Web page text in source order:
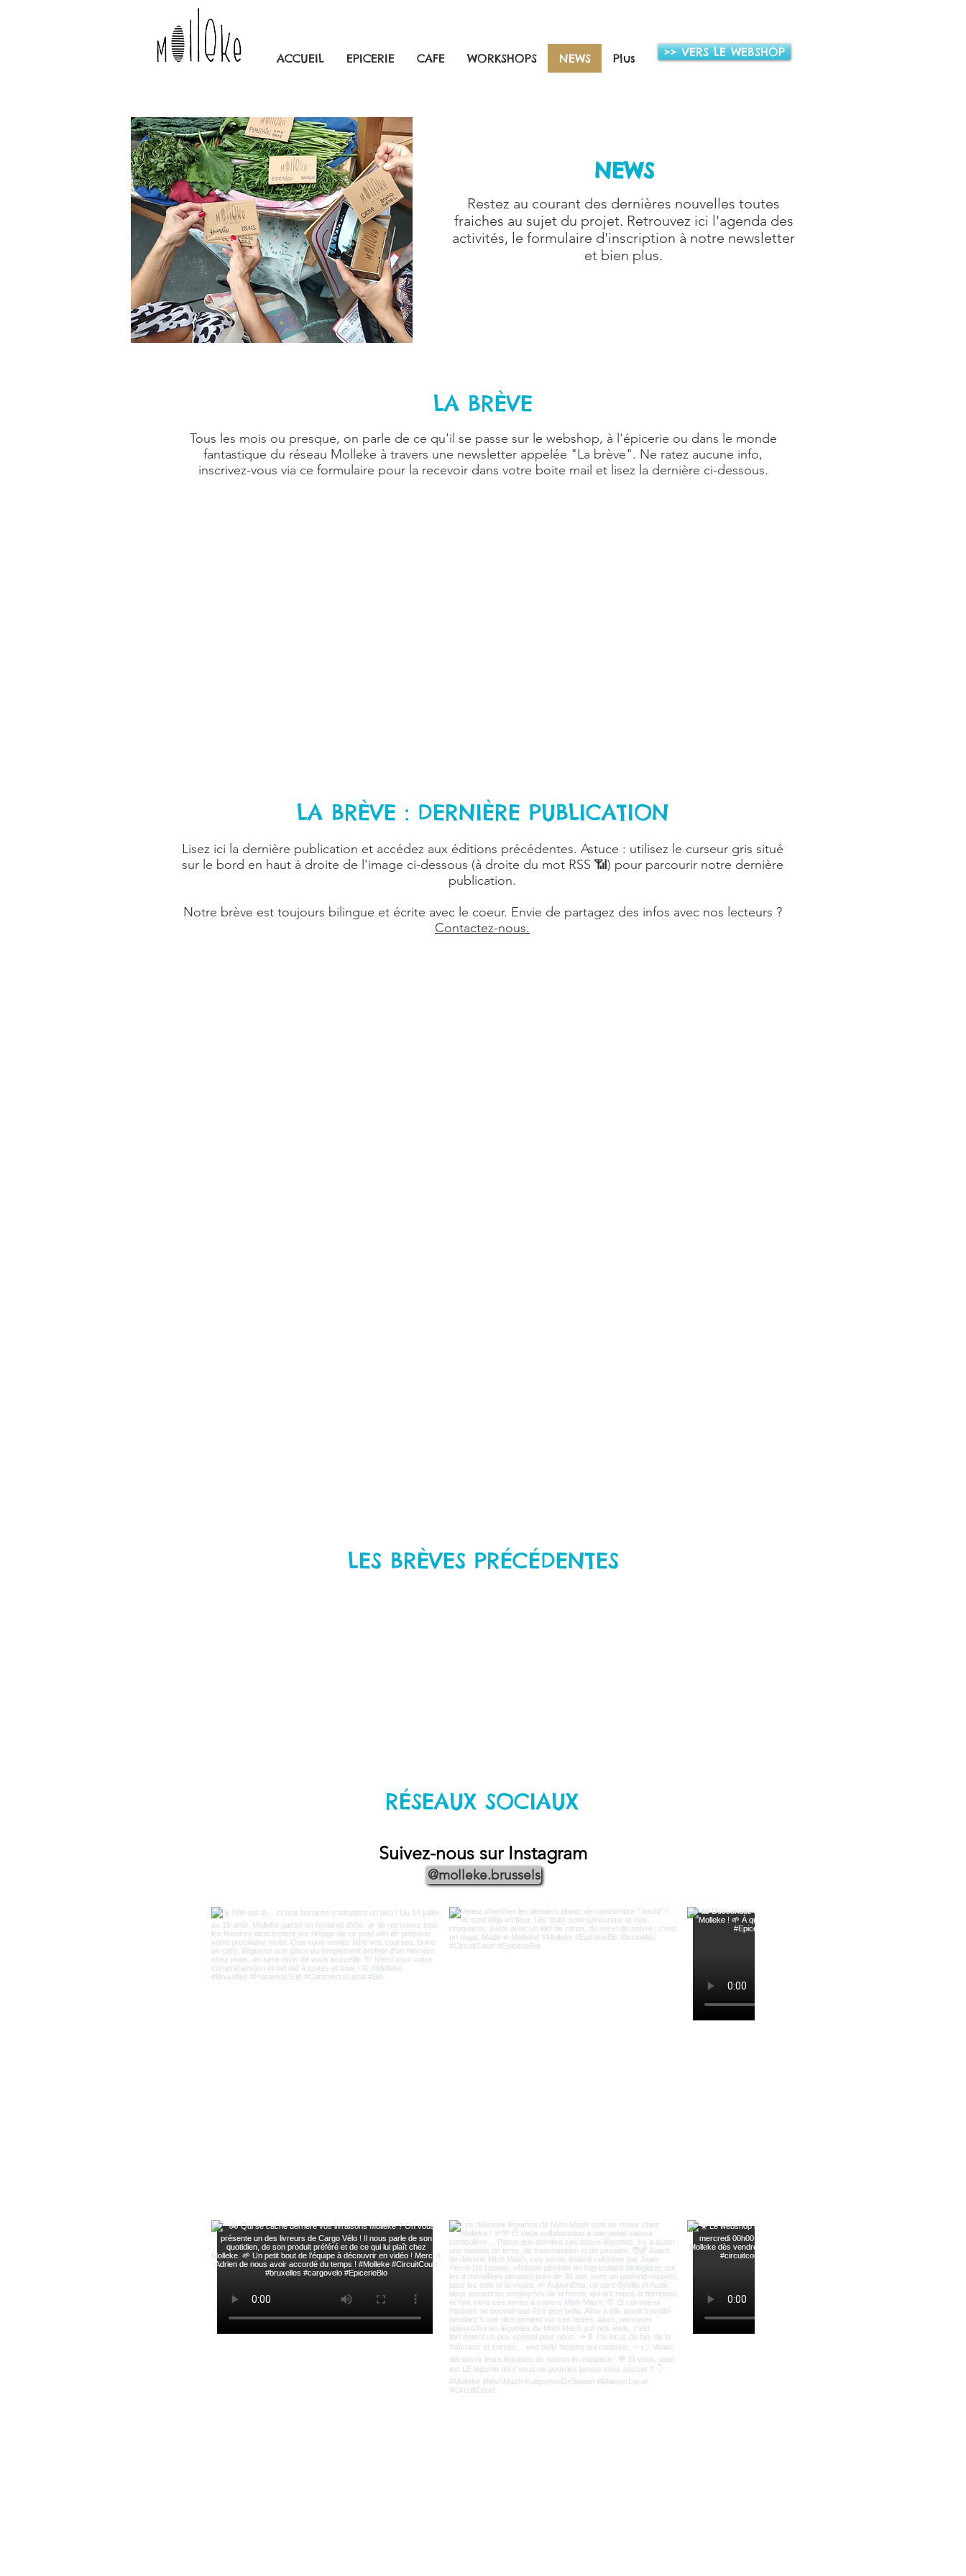
ACCUEIL EPICERIE CAFE WORKSHOPS NEWS Plus >> VERS LE WEBSHOP
NEWS
Restez au courant des dernières nouvelles toutes
fraiches au sujet du projet. Retrouvez ici l'agenda des
activités, le formulaire d'inscription à notre newsletter
et bien plus.
LA BRÈVE
Tous les mois ou presque, on parle de ce qu'il se passe sur le webshop, à l'épicerie ou dans le monde
fantastique du réseau Molleke à travers une newsletter appelée "La brève". Ne ratez aucune info,
inscrivez-vous via ce formulaire pour la recevoir dans votre boite mail et lisez la dernière ci-dessous.
LA BRÈVE : DERNIÈRE PUBLICATION
Lisez ici la dernière publication et accédez aux éditions précédentes. Astuce : utilisez le curseur gris situé
sur le bord en haut à droite de l'image ci-dessous (à droite du mot RSS 📶) pour parcourir notre dernière
publication.
Notre brève est toujours bilingue et écrite avec le coeur. Envie de partagez des infos avec nos lecteurs ?
Contactez-nous.
LES BRÈVES PRÉCÉDENTES
RÉSEAUX SOCIAUX
Suivez-nous sur Instagram
@molleke.brussels